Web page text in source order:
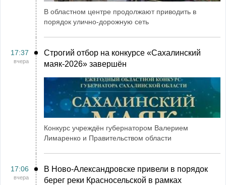
В областном центре продолжают приводить в
порядок улично-дорожную сеть
17:37
вчера
Строгий отбор на конкурсе «Сахалинский
маяк‑2026» завершён
Конкурс учреждён губернатором Валерием
Лимаренко и Правительством области
17:06
вчера
В Ново-Александровске привели в порядок
берег реки Красносельской в рамках